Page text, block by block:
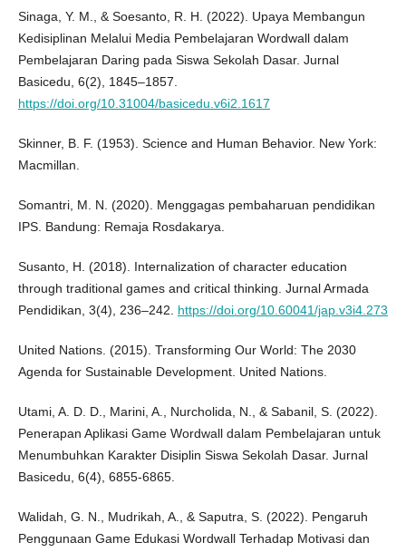
Sinaga, Y. M., & Soesanto, R. H. (2022). Upaya Membangun
Kedisiplinan Melalui Media Pembelajaran Wordwall dalam
Pembelajaran Daring pada Siswa Sekolah Dasar. Jurnal
Basicedu, 6(2), 1845–1857.
https://doi.org/10.31004/basicedu.v6i2.1617
Skinner, B. F. (1953). Science and Human Behavior. New York:
Macmillan.
Somantri, M. N. (2020). Menggagas pembaharuan pendidikan
IPS. Bandung: Remaja Rosdakarya.
Susanto, H. (2018). Internalization of character education
through traditional games and critical thinking. Jurnal Armada
Pendidikan, 3(4), 236–242. https://doi.org/10.60041/jap.v3i4.273
United Nations. (2015). Transforming Our World: The 2030
Agenda for Sustainable Development. United Nations.
Utami, A. D. D., Marini, A., Nurcholida, N., & Sabanil, S. (2022).
Penerapan Aplikasi Game Wordwall dalam Pembelajaran untuk
Menumbuhkan Karakter Disiplin Siswa Sekolah Dasar. Jurnal
Basicedu, 6(4), 6855-6865.
Walidah, G. N., Mudrikah, A., & Saputra, S. (2022). Pengaruh
Penggunaan Game Edukasi Wordwall Terhadap Motivasi dan